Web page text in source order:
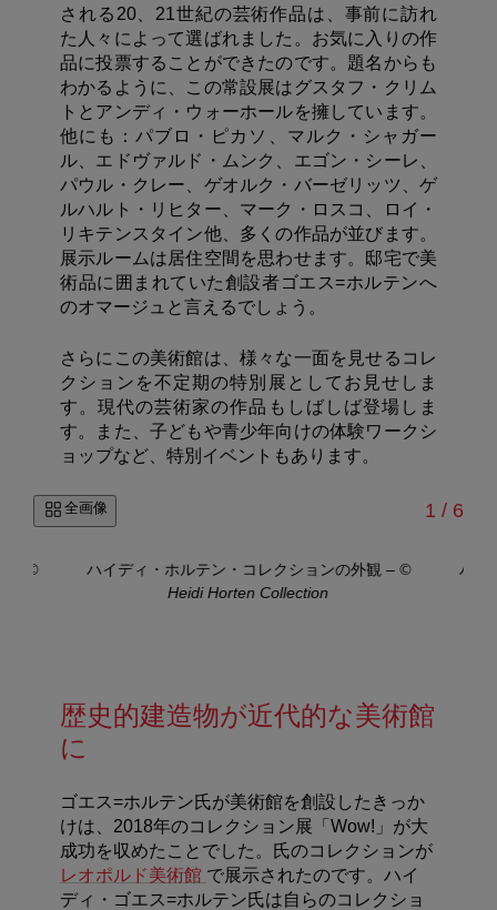
される20、21世紀の芸術作品は、事前に訪れ
た人々によって選ばれました。お気に入りの作
品に投票することができたのです。題名からも
わかるように、この常設展はグスタフ・クリム
トとアンディ・ウォーホールを擁しています。
他にも：パブロ・ピカソ、マルク・シャガー
ル、エドヴァルド・ムンク、エゴン・シーレ、
パウル・クレー、ゲオルク・バーゼリッツ、ゲ
ルハルト・リヒター、マーク・ロスコ、ロイ・
リキテンスタイン他、多くの作品が並びます。
展示ルームは居住空間を思わせます。邸宅で美
術品に囲まれていた創設者ゴエス=ホルテンへ
のオマージュと言えるでしょう。
さらにこの美術館は、様々な一面を見せるコレ
クションを不定期の特別展としてお見せしま
す。現代の芸術家の作品もしばしば登場しま
す。また、子どもや青少年向けの体験ワークシ
ョップなど、特別イベントもあります。
全画像 1 // 6
© ハイディ・ホルテン・コレクションの外観 – ©
Heidi Horten Collection
ハイ
歴史的建造物が近代的な美術館
に
ゴエス=ホルテン氏が美術館を創設したきっか
けは、2018年のコレクション展「Wow!」が大
成功を収めたことでした。氏のコレクションが
レオポルド美術館 で展示されたのです。ハイ
ディ・ゴエス=ホルテン氏は自らのコレクショ